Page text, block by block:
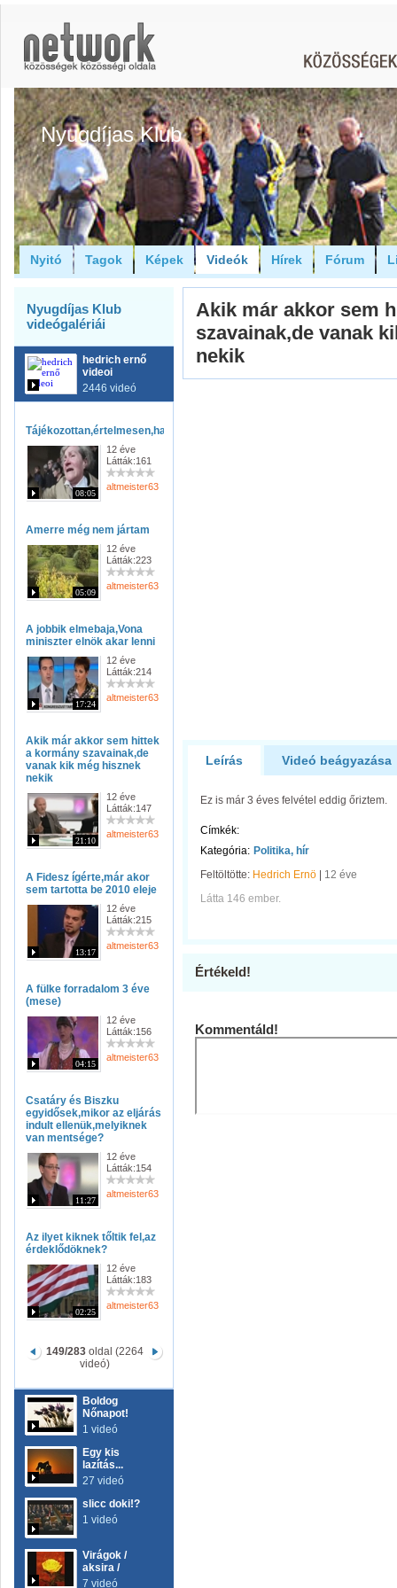
Nyugdíjas Klub
Nyitó Tagok Képek Videók Hírek Fórum
Nyugdíjas Klub
videógalériái
hedrich ernő
videoi
2446 videó
Tájékozottan,értelmesen,hazugságok,nélkűl
08:05
12 éve
Látták:161
altmeister63
Amerre még nem jártam
05:09
12 éve
Látták:223
altmeister63
A jobbik elmebaja,Vona
miniszter elnök akar lenni
17:24
12 éve
Látták:214
altmeister63
Akik már akkor sem hittek
a kormány szavainak,de
vanak kik még hisznek
nekik
21:10
12 éve
Látták:147
altmeister63
A Fidesz ígérte,már akor
sem tartotta be 2010 eleje
13:17
12 éve
Látták:215
altmeister63
A fülke forradalom 3 éve
(mese)
04:15
12 éve
Látták:156
altmeister63
Csatáry és Biszku
egyidősek,mikor az eljárás
indult ellenük,melyiknek
van mentsége?
11:27
12 éve
Látták:154
altmeister63
Az ilyet kiknek tőltik fel,az
érdeklődöknek?
02:25
12 éve
Látták:183
altmeister63
149/283 oldal (2264
videó)
Boldog
Nőnapot!
1 videó
Egy kis
lazítás...
27 videó
slicc doki!?
1 videó
Virágok /
aksira /
7 videó
Akik már akkor sem
szavainak,de vanak
nekik
Leírás Videó beágyazása
Ez is már 3 éves felvétel eddig őriztem.
Címkék:
Kategória: Politika, hír
Feltöltötte: Hedrich Ernö
12 éve
Látta 146 ember.
Értékeld!
Kommentáld!